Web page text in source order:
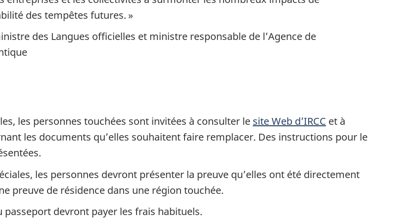
des tempêtes futures. »
des Langues officielles et ministre responsable de l’Agence de
les personnes touchées sont invitées à consulter le site Web d’IRCC et à
les documents qu’elles souhaitent faire remplacer. Des instructions pour le
les personnes devront présenter la preuve qu’elles ont été directement
preuve de résidence dans une région touchée.
devront payer les frais habituels.